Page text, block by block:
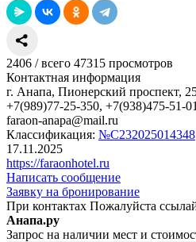
2406 /всего 47315 просмотров
Контактная информация
г. Анапа, Пионерский проспект,
+7(989)77-25-350, +7(938)475-51-01
faraon-anapa@mail.ru
Классификация: №С232025014348
17.11.2025
https://faraonhotel.ru
Написать сообщение
Заявку на бронирование
При контактах Пожалуйста
Анапа.ру
Запрос на наличии мест и